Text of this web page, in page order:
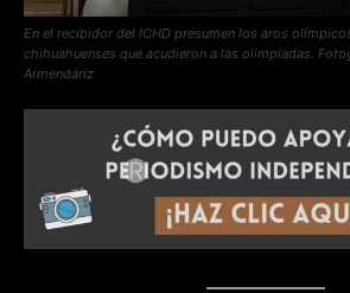
En el recibidor del ICHD presumen los aros
chihuahuenses que acudieron a las olimpiadas.
Armendáriz